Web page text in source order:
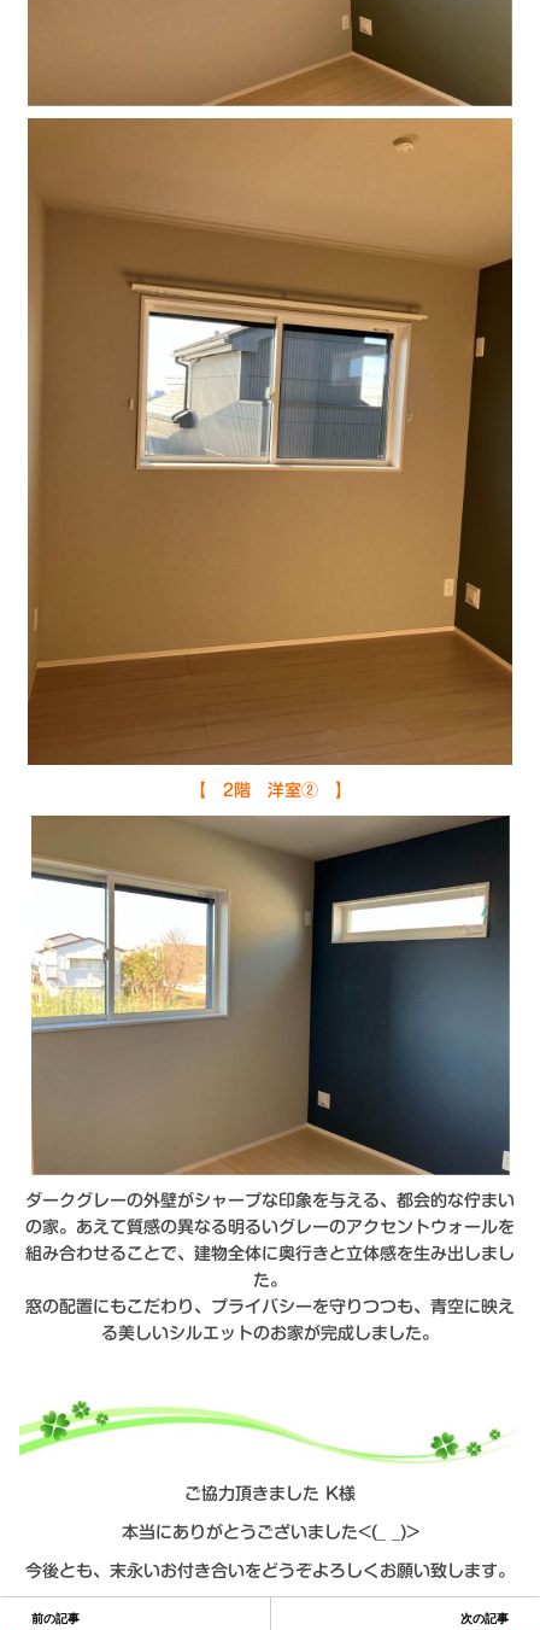
【 2階 洋室② 】
ダークグレーの外壁がシャープな印象を与える、都会的な佇まい
の家。あえて質感の異なる明るいグレーのアクセントウォールを
組み合わせることで、建物全体に奥行きと立体感を生み出しまし
た。
窓の配置にもこだわり、プライバシーを守りつつも、青空に映え
る美しいシルエットのお家が完成しました。
ご協力頂きました K様
本当にありがとうございました‍<(_ _)>
今後とも、末永いお付き合いをどうぞよろしくお願い致します。
前の記事 次の記事